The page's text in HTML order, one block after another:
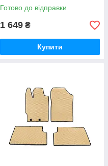
Готово до відправки
1 649 ₴
Купити